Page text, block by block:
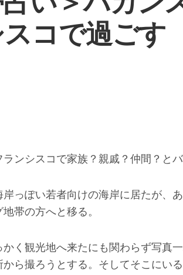
スコで過ごす
ランシスコで家族？親戚？仲間？と
岸っぽい若者向けの海岸に居たが、
帯の方へと移る。
かく観光地へ来たにも関わらず写真
から撮ろうとする。そしてそこにい